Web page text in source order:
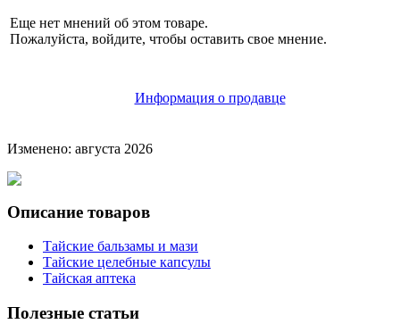
Еще нет мнений об этом товаре.
Пожалуйста, войдите, чтобы оставить свое мнение.
Информация о продавце
Изменено: августа 2026
Описание товаров
Тайские бальзамы и мази
Тайские целебные капсулы
Тайская аптека
Полезные статьи